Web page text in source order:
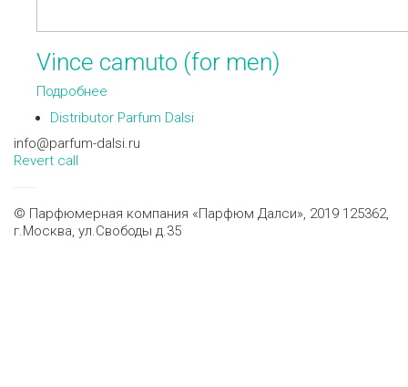
Vince camuto (for men)
Подробнее
Distributor Parfum Dalsi
info@parfum-dalsi.ru
Revert call
© Парфюмерная компания «Парфюм Далси», 2019 125362,
г.Москва, ул.Свободы д.35